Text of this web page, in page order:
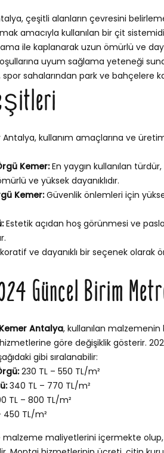
çeşitli alanların çevresini
amacıyla kullanılan bir çit
ile kaplanarak uzun ömürlü ve
uyum sağlama yeteneği
sahalarından park ve bahçelere
kullanım amaçlarına ve
Kemer:En yaygın kullanılan
ve yüksek dayanıklıdır.
Kemer:Güvenlik önlemleri için
Estetik açıdan hoş görünmesi ve
ve dayanıklı bir seçenek olarak
Güncel Birim
Antalya, kullanılan malzemenin
göre değişiklik gösterir.
gibi sıralanabilir:
230 TL – 550 TL/m²
340 TL – 770 TL/m²
TL – 800 TL/m²
450 TL/m²
malzeme maliyetlerini içermekte